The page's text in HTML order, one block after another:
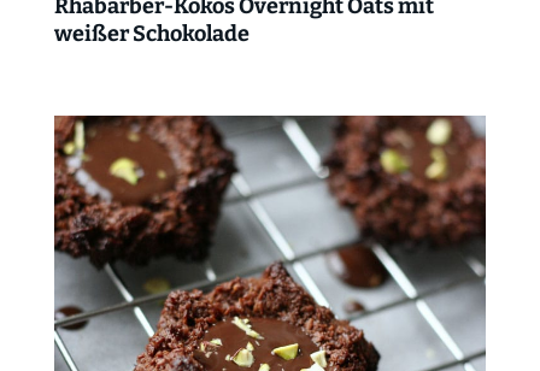
Rhabarber-Kokos Overnight Oats mit
weißer Schokolade